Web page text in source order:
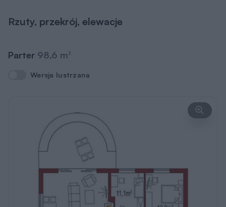
Rzuty, przekrój, elewacje
Parter 98,6 m2
Wersja lustrzana
Wersja lustrzana